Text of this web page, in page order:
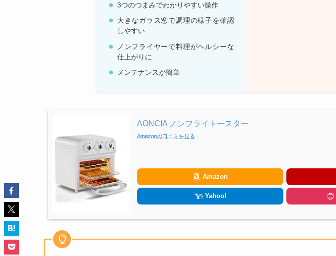
3つのつまみでわかりやすい操作
大きなガラス窓で調理の様子を確認
しやすい
ノンフライヤーで料理がヘルシーな
仕上がりに
メンテナンスが簡単
AONCIA ノンフライトースター
Amazonの口コミを見る
Amazon
Yahoo!